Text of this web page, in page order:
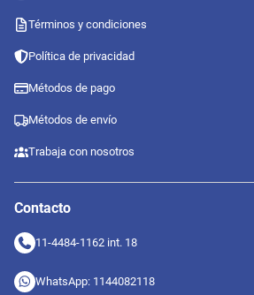
Términos y condiciones
Política de privacidad
Métodos de pago
Métodos de envío
Trabaja con nosotros
Contacto
11-4484-1162 int. 18
WhatsApp: 1144082118